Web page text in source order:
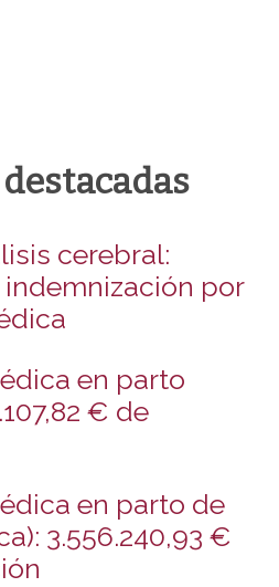
cerebral:
por
en parto
€ de
en parto de
3.556.240,93 €